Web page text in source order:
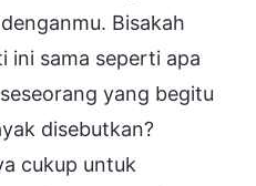
Bisakah
ini sama seperti apa
yang begitu
disebutkan?
cukup untuk